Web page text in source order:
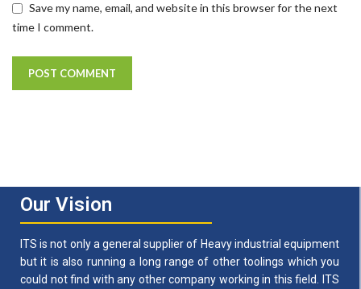
Save my name, email, and website in this browser for the next
time I comment.
Our Vision
ITS is not only a general supplier of Heavy industrial equipment
but it is also running a long range of other toolings which you
could not find with any other company working in this field. ITS